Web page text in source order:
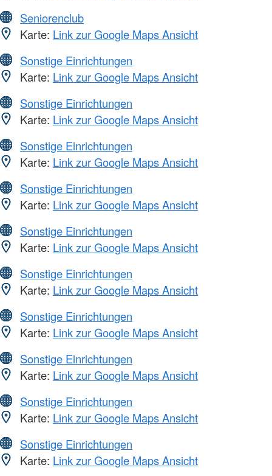
Seniorenclub
Karte: Link zur Google Maps Ansicht
Sonstige Einrichtungen
Karte: Link zur Google Maps Ansicht
Sonstige Einrichtungen
Karte: Link zur Google Maps Ansicht
Sonstige Einrichtungen
Karte: Link zur Google Maps Ansicht
Sonstige Einrichtungen
Karte: Link zur Google Maps Ansicht
Sonstige Einrichtungen
Karte: Link zur Google Maps Ansicht
Sonstige Einrichtungen
Karte: Link zur Google Maps Ansicht
Sonstige Einrichtungen
Karte: Link zur Google Maps Ansicht
Sonstige Einrichtungen
Karte: Link zur Google Maps Ansicht
Sonstige Einrichtungen
Karte: Link zur Google Maps Ansicht
Sonstige Einrichtungen
Karte: Link zur Google Maps Ansicht